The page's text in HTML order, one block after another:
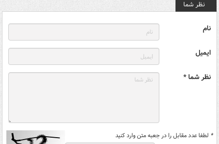
نظر شما
نام
ایمیل
نظر شما *
* لطفا عدد مقابل را در جعبه متن وارد کنید